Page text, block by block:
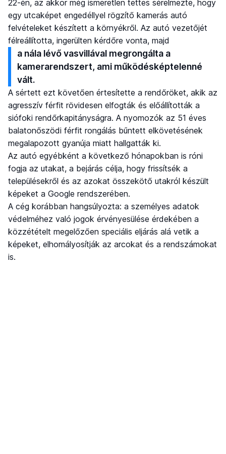
22-én, az akkor még ismeretlen tettes sérelmezte, hogy
egy utcaképet engedéllyel rögzítő kamerás autó
felvételeket készített a környékről. Az autó vezetőjét
félreállította, ingerülten kérdőre vonta, majd
a nála lévő vasvillával megrongálta a
kamerarendszert, ami működésképtelenné
vált.
A sértett ezt követően értesítette a rendőröket, akik az
agresszív férfit rövidesen elfogták és előállították a
siófoki rendőrkapitányságra. A nyomozók az 51 éves
balatonőszödi férfit rongálás bűntett elkövetésének
megalapozott gyanúja miatt hallgatták ki.
Az autó egyébként a következő hónapokban is róni
fogja az utakat, a bejárás célja, hogy frissítsék a
településekről és az azokat összekötő utakról készült
képeket a Google rendszerében.
A cég korábban hangsúlyozta: a személyes adatok
védelméhez való jogok érvényesülése érdekében a
közzétételt megelőzően speciális eljárás alá vetik a
képeket, elhomályosítják az arcokat és a rendszámokat
is.